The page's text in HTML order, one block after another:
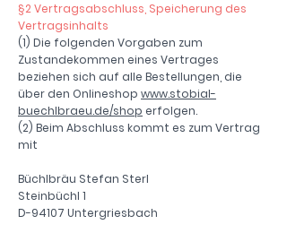
§2 Vertragsabschluss, Speicherung des
Vertragsinhalts
(1) Die folgenden Vorgaben zum
Zustandekommen eines Vertrages
beziehen sich auf alle Bestellungen, die
über den Onlineshop www.stobial-
buechlbraeu.de/shop erfolgen.
(2) Beim Abschluss kommt es zum Vertrag
mit
Büchlbräu Stefan Sterl
Steinbüchl 1
D-94107 Untergriesbach